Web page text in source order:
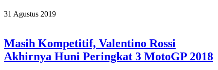
2019-
31 Agustus 2019
Masih Kompetitif, Valentino Rossi
Akhirnya Huni Peringkat 3 MotoGP 2018